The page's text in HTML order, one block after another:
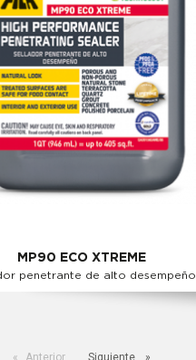
MP90 ECO XTREME
penetrante de alto desempeño
Anterior Siguiente